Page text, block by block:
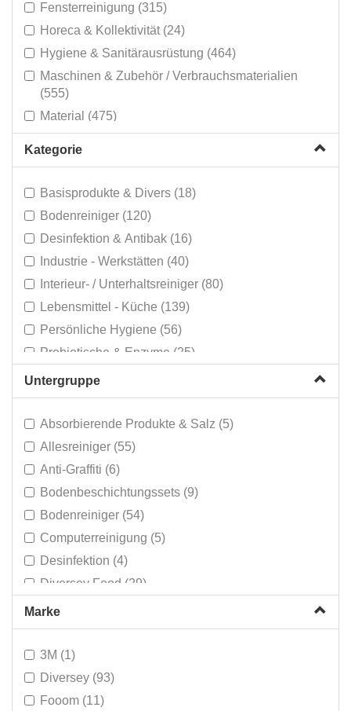
Fensterreinigung (315)
Horeca & Kollektivität (24)
Hygiene & Sanitärausrüstung (464)
Maschinen & Zubehör / Verbrauchsmaterialien
(555)
Material (475)
Reinigungswagen & Mopp-Systeme (378)
Schmutzmatten (14)
Sonderverkauf (307)
Kategorie
Basisprodukte & Divers (18)
Bodenreiniger (120)
Desinfektion & Antibak (16)
Industrie - Werkstätten (40)
Interieur- / Unterhaltsreiniger (80)
Lebensmittel - Küche (139)
Persönliche Hygiene (56)
Probiotische & Enzyme (25)
Quick & Easy System (7)
Sanitärreiniger (144)
Switch System (8)
TERSANO OZONE (5)
Waschmittel (50)
Zubehör Produkte (34)
Untergruppe
Absorbierende Produkte & Salz (5)
Allesreiniger (55)
Anti-Graffiti (6)
Bodenbeschichtungssets (9)
Bodenreiniger (54)
Computerreinigung (5)
Desinfektion (4)
Diversey Food (29)
Entflecker & Textilsprays (7)
Flaschen - Dosierer (15)
Food - Unterhalt (48)
Grundreiniger (16)
Hand- Körperpflege (14)
Marke
3M (1)
Diversey (93)
Fooom (11)